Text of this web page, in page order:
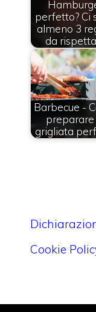
perfetto? Ci
almeno 3
da
Barbecue -
preparare
grigliata
Cookie